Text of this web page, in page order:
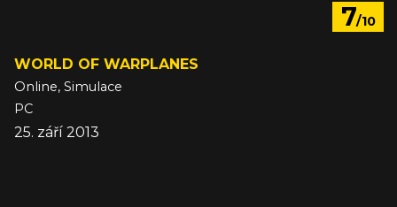
7/10
WORLD OF WARPLANES
Online, Simulace
PC
25. září 2013